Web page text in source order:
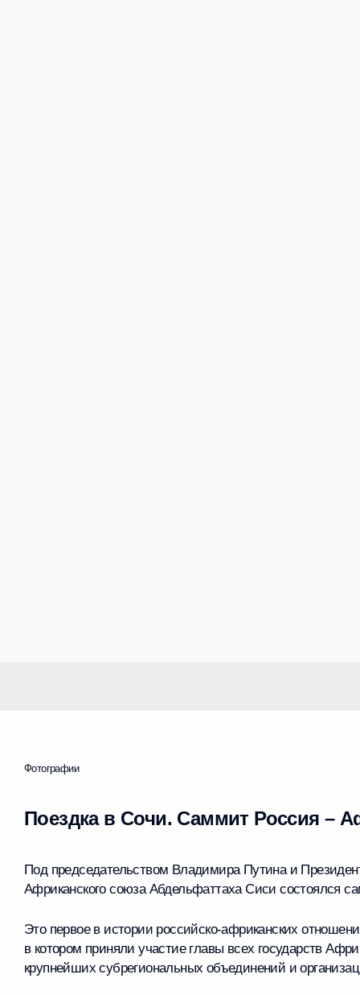
Фотографии
Поездка в Сочи. Саммит Россия –
Под председательством Владимира Путина и
Африканского союза Абдельфаттаха Сиси состоялся
Это первое в истории российско-африканских
в котором приняли участие главы всех государств
крупнейших субрегиональных объединений и